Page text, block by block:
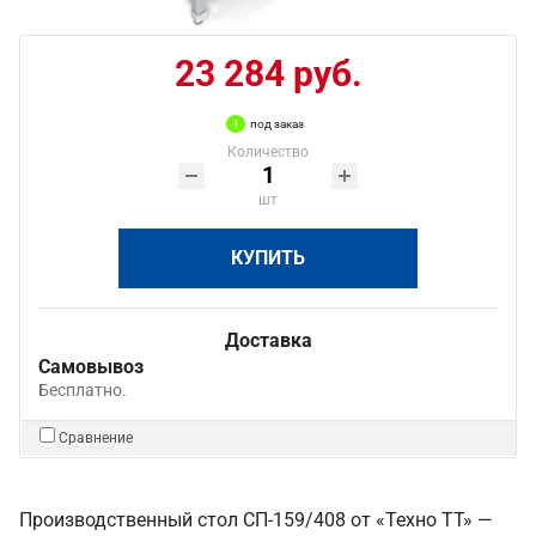
23 284 руб.
под заказ
Количество
шт
КУПИТЬ
Доставка
Самовывоз
Бесплатно.
Сравнение
Производственный стол СП-159/408 от «Техно ТТ» —